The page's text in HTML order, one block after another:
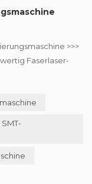
>>>
Faserlaser-
, kann Online-
für den